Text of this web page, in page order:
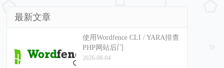
最新文章
使用Wordfence CLI / YARA排查
PHP网站后门
2026-08-04